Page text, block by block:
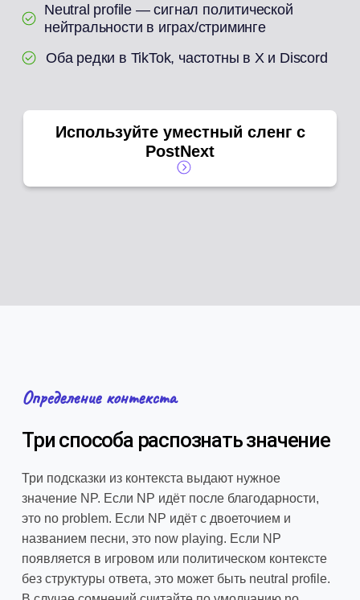
Neutral profile — сигнал политической
нейтральности в играх/стриминге
Оба редки в TikTok, частотны в X и Discord
Используйте уместный сленг с
PostNext
Определение контекста
Три способа распознать значение
Три подсказки из контекста выдают нужное
значение NP. Если NP идёт после благодарности,
это no problem. Если NP идёт с двоеточием и
названием песни, это now playing. Если NP
появляется в игровом или политическом контексте
без структуры ответа, это может быть neutral profile.